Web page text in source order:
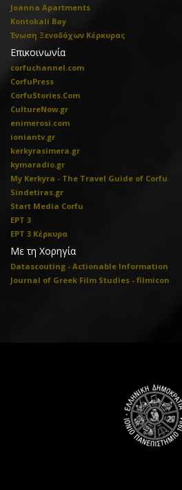
Joanna Apartments
Kontokali Bay
Ένωση Ξενοδόχων Κέρκυρας
Επικοινωνία
corfuchannel.com
CorfuPress
CorfuStories.Com
CultureNow.gr
enimerosi.com
ioniantv.gr
kerkyrasimera.gr
kymaradio.gr
My Kerkyra - The Travel Guide of Corfu
Sindetiras.gr
Start Media Corfu
ΕΡΤ 3
ΕΡΤ 3 Κέρκυρα
Με τη Χορηγία
Datascouting - Actionable Information
Journal of Greek Film Studies - filmicon